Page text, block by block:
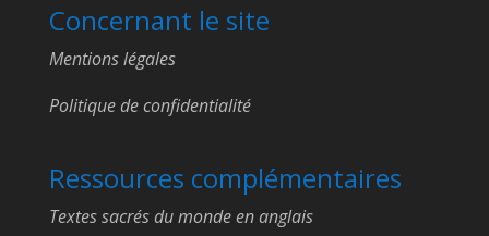
Concernant le site
Mentions légales
Politique de confidentialité
Ressources complémentaires
Textes sacrés du monde en anglais